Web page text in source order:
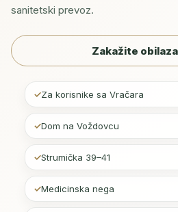
sanitetski prevoz.
Zakažite
Za korisnike sa Vračara
Dom na Voždovcu
Strumička 39–41
Medicinska nega